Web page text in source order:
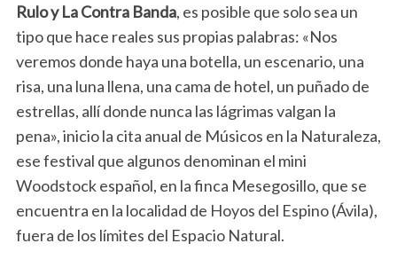
Rulo y La Contra Banda, es posible que solo sea un
tipo que hace reales sus propias palabras: «Nos
veremos donde haya una botella, un escenario, una
risa, una luna llena, una cama de hotel, un puñado de
estrellas, allí donde nunca las lágrimas valgan la
pena», inicio la cita anual de Músicos en la Naturaleza,
ese festival que algunos denominan el mini
Woodstock español, en la finca Mesegosillo, que se
encuentra en la localidad de Hoyos del Espino (Ávila),
fuera de los límites del Espacio Natural.